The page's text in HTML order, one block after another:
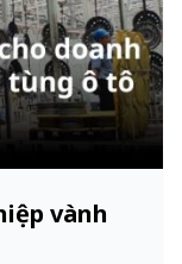
vành